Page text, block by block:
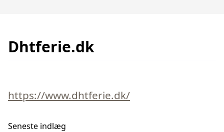
Dhtferie.dk
https://www.dhtferie.dk/
Seneste indlæg